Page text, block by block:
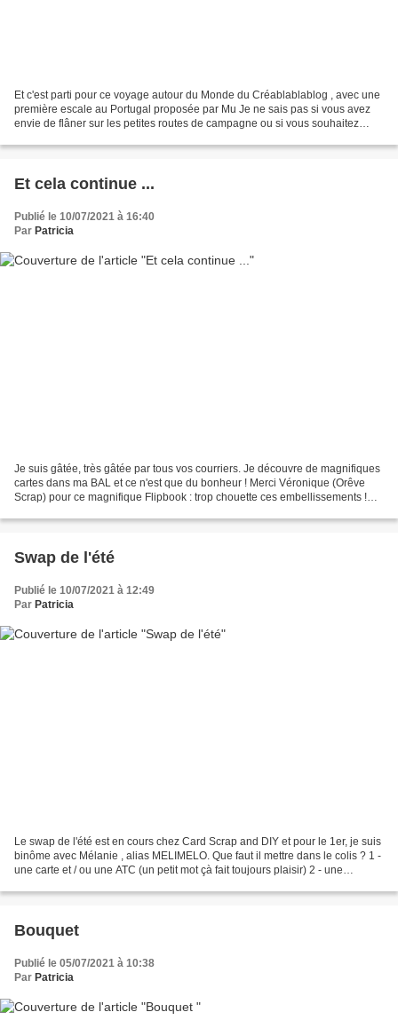
Et c'est parti pour ce voyage autour du Monde du Créablablablog , avec une
première escale au Portugal proposée par Mu Je ne sais pas si vous avez
envie de flâner sur les petites routes de campagne ou si vous souhaitez
Et cela continue ...
Publié le 10/07/2021 à 16:40
Par Patricia
Je suis gâtée, très gâtée par tous vos courriers. Je découvre de magnifiques
cartes dans ma BAL et ce n'est que du bonheur ! Merci Véronique (Orêve
Scrap) pour ce magnifique Flipbook : trop chouette ces embellissements !
Swap de l'été
Publié le 10/07/2021 à 12:49
Par Patricia
Le swap de l'été est en cours chez Card Scrap and DIY et pour le 1er, je suis
binôme avec Mélanie , alias MELIMELO. Que faut il mettre dans le colis ? 1 -
une carte et / ou une ATC (un petit mot çà fait toujours plaisir) 2 - une
Bouquet
Publié le 05/07/2021 à 10:38
Par Patricia